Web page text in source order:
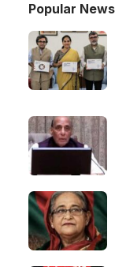
Popular News